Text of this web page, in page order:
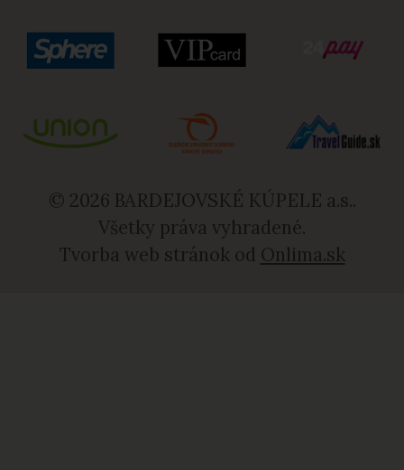
© 2026 BARDEJOVSKÉ KÚPELE a.s..
Všetky práva vyhradené.
Tvorba web stránok od Onlima.sk